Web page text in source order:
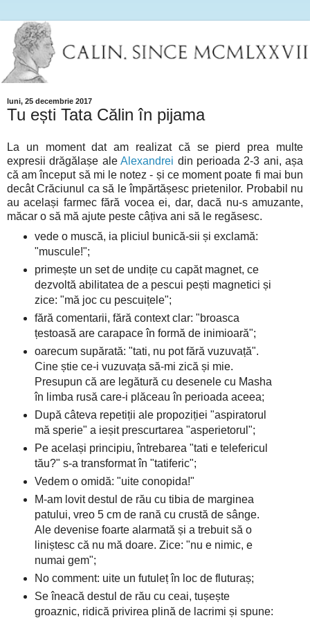
luni, 25 decembrie 2017
Tu ești Tata Călin în pijama
La un moment dat am realizat că se pierd prea multe
expresii drăgălașe aleAlexandrei din perioada 2-3 ani, așa
că am început să mi le notez - și ce moment poate fi mai bun
decât Crăciunul ca să le împărtășesc prietenilor. Probabil nu
au același farmec fără vocea ei, dar, dacă nu-s amuzante,
măcar o să mă ajute peste câțiva ani să le regăsesc.
vede o muscă, ia pliciul bunică-sii și exclamă:
"muscule!";
primește un set de undițe cu capăt magnet, ce
dezvoltă abilitatea de a pescui pești magnetici și
zice: "mă joc cu pescuițele";
fără comentarii, fără context clar: "broasca
țestoasă are carapace în formă de inimioară";
oarecum supărată: "tati, nu pot fără vuzuvață".
Cine știe ce-i vuzuvața să-mi zică și mie.
Presupun că are legătură cu desenele cu Masha
în limba rusă care-i plăceau în perioada aceea;
După câteva repetiții ale propoziției "aspiratorul
mă sperie" a ieșit prescurtarea "asperietorul";
Pe același principiu, întrebarea "tati e telefericul
tău?" s-a transformat în "tatiferic";
Vedem o omidă: "uite conopida!"
M-am lovit destul de rău cu tibia de marginea
patului, vreo 5 cm de rană cu crustă de sânge.
Ale devenise foarte alarmată și a trebuit să o
liniștesc că nu mă doare. Zice: "nu e nimic, e
numai gem";
No comment: uite un futuleț în loc de fluturaș;
Se îneacă destul de rău cu ceai, tușește
groaznic, ridică privirea plină de lacrimi și spune: